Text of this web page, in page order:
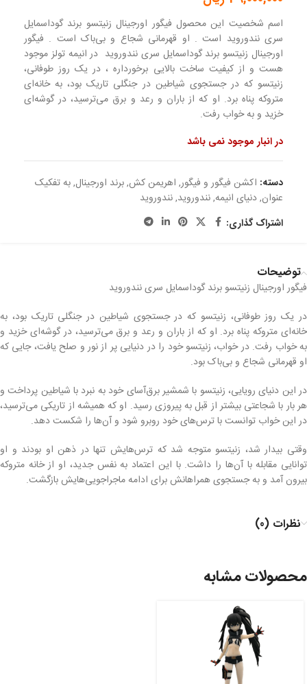
اسم شخصیت این محصول فیگور اورجینال زنیتسو برند گوداسمایل
سری نندوروید است . او قهرمانی شجاع و بی‌باک است . فیگور
اورجینال زنیتسو برند گوداسمایل سری نندوروید در انیمه تولز موجود
هست و از کیفیت ساخت بالایی برخورداره ، در یک روز طوفانی،
زنیتسو که در جستجوی شیاطین در جنگلی تاریک بود، به خانه‌ای
متروکه پناه برد. او که از باران و رعد و برق می‌ترسید، در گوشه‌ای
خزید و به خواب رفت.
در انبار موجود نمی باشد
دسته: اکشن فیگور و فیگور, اهریمن کش,برند اورجینال,به تفکیک
عنوان,دنیای انیمه,نندوروید,نندوروید
اشتراک گذاری:
توضیحات
فیگور اورجینال زنیتسو برند گوداسمایل سری نندوروید
در یک روز طوفانی، زنیتسو که در جستجوی شیاطین در جنگلی تاریک بود، به
خانه‌ای متروکه پناه برد. او که از باران و رعد و برق می‌ترسید، در گوشه‌ای خزید و
به خواب رفت. در خواب، زنیتسو خود را در دنیایی پر از نور و صلح یافت، جایی که
او قهرمانی شجاع و بی‌باک بود.
در این دنیای رویایی، زنیتسو با شمشیر برق‌آسای خود به نبرد با شیاطین پرداخت و
هر بار با شجاعتی بیشتر از قبل به پیروزی رسید. او که همیشه از تاریکی می‌ترسید،
در این خواب توانست با ترس‌های خود روبرو شود و آن‌ها را شکست دهد.
وقتی بیدار شد، زنیتسو متوجه شد که ترس‌هایش تنها در ذهن او بودند و او
توانایی مقابله با آن‌ها را داشت. با این اعتماد به نفس جدید، او از خانه متروکه
بیرون آمد و به جستجوی همراهانش برای ادامه ماجراجویی‌هایش بازگشت.
نظرات (0)
محصولات مشابه